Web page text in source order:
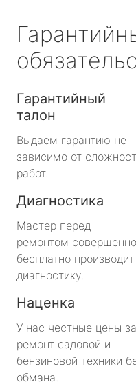
Гарантийный
талон
Выдаем гарантию не
зависимо от
работ.
Диагностика
Мастер перед
ремонтом совершенно
бесплатно производит
диагностику.
Наценка
У нас честные цены за
ремонт садовой и
бензиновой техники
обмана.